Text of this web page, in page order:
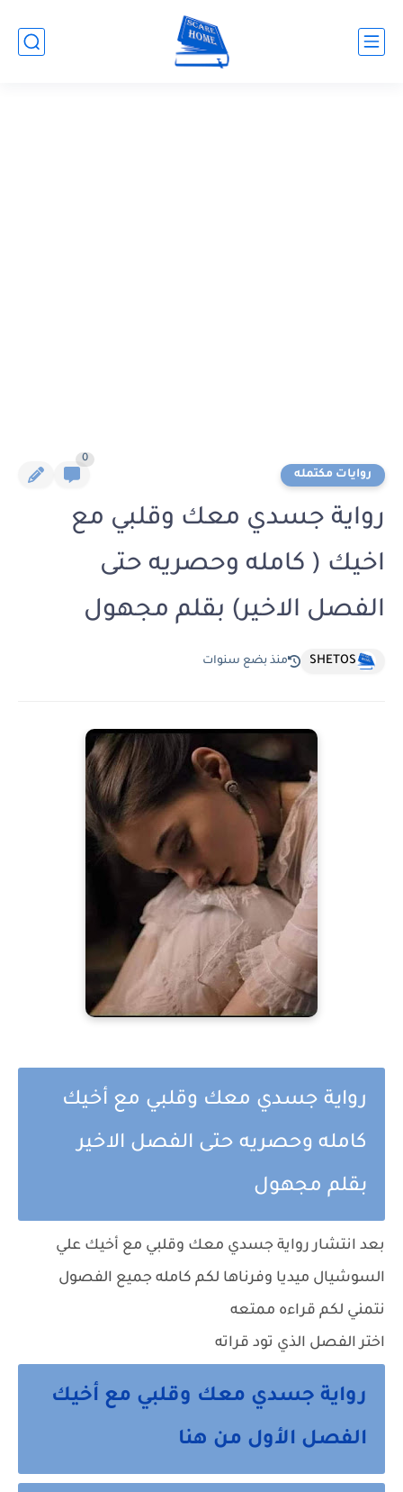
روايات مكتمله
0
رواية جسدي معك وقلبي مع
اخيك ( كامله وحصريه حتى
الفصل الاخير) بقلم مجهول
SHETOS منذ بضع سنوات
رواية جسدي معك وقلبي مع أخيك
كامله وحصريه حتى الفصل الاخير
بقلم مجهول
بعد انتشار رواية جسدي معك وقلبي مع أخيك علي
السوشيال ميديا وفرناها لكم كامله جميع الفصول
نتمني لكم قراءه ممتعه
اختر الفصل الذي تود قراته
رواية جسدي معك وقلبي مع أخيك
الفصل الأول من هنا